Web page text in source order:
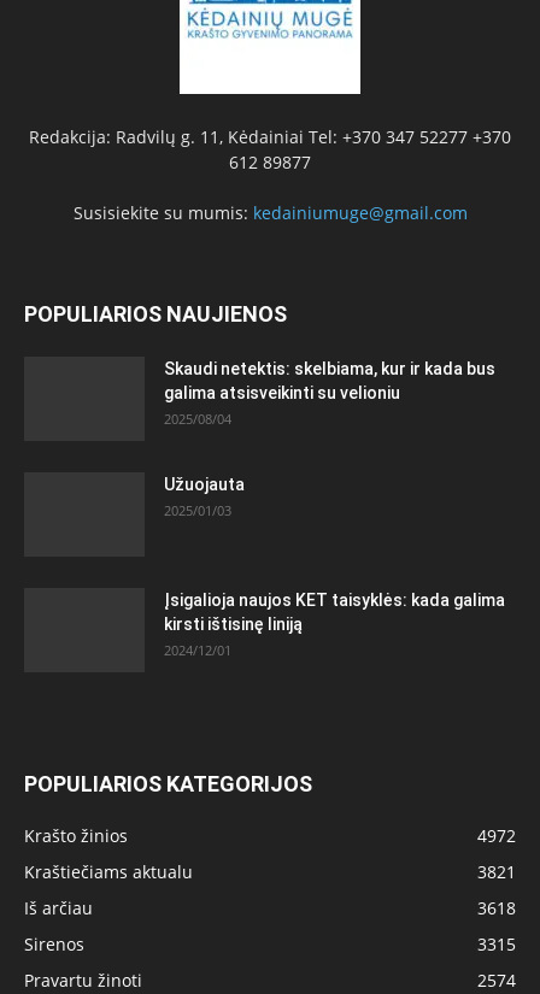
Redakcija: Radvilų g. 11, Kėdainiai Tel: +370 347 52277 +370
612 89877
Susisiekite su mumis: kedainiumuge@gmail.com
POPULIARIOS NAUJIENOS
Skaudi netektis: skelbiama, kur ir kada bus
galima atsisveikinti su velioniu
2025/08/04
Užuojauta
2025/01/03
Įsigalioja naujos KET taisyklės: kada galima
kirsti ištisinę liniją
2024/12/01
POPULIARIOS KATEGORIJOS
Krašto žinios
4972
Kraštiečiams aktualu
3821
Iš arčiau
3618
Sirenos
3315
Pravartu žinoti
2574